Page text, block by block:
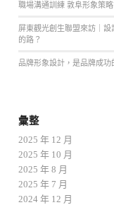
職場溝通訓練 敦阜形象策
屏東觀光創生聯盟來訪｜
的路？
品牌形象設計，是品牌成功
彙整
2025 年 12 月
2025 年 10 月
2025 年 8 月
2025 年 7 月
2024 年 12 月